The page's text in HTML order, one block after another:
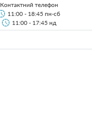
Контактний телефон
11:00 - 18:45 пн-сб
11:00 - 17:45 нд